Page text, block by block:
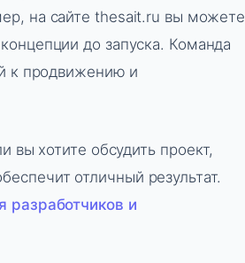
на сайте thesait.ru вы можете
до запуска. Команда
к продвижению и
вы хотите обсудить проект,
отличный результат.
разработчиков и